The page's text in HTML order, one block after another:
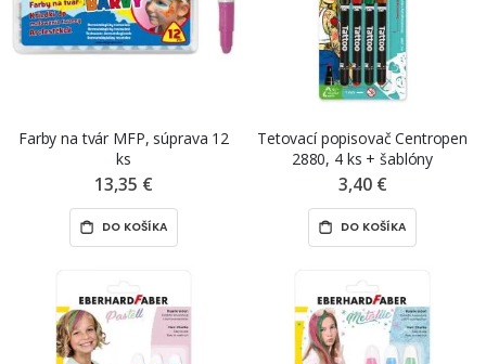
Farby na tvár MFP, súprava 12
ks
13,35 €
DO KOŠÍKA
Tetovací popisovač Centropen
2880, 4 ks + šablóny
3,40 €
DO KOŠÍKA